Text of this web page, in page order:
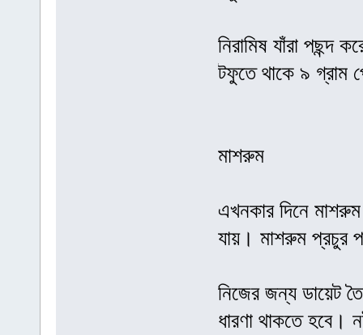
নিরামিষ যাঁরা পছন্দ
টফুতে থাকে ৯ গ্রাম
মাশরুম
এখনকার দিনে
যায়। মাশরুম প্রচুর
নিজের জন্য ডায়েট
ধারণা থাকতে হবে।